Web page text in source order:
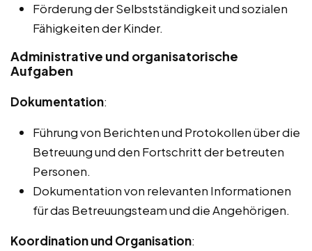
Förderung der Selbstständigkeit und sozialen
Fähigkeiten der Kinder.
Administrative und organisatorische
Aufgaben
Dokumentation:
Führung von Berichten und Protokollen über die
Betreuung und den Fortschritt der betreuten
Personen.
Dokumentation von relevanten Informationen
für das Betreuungsteam und die Angehörigen.
Koordination und Organisation: